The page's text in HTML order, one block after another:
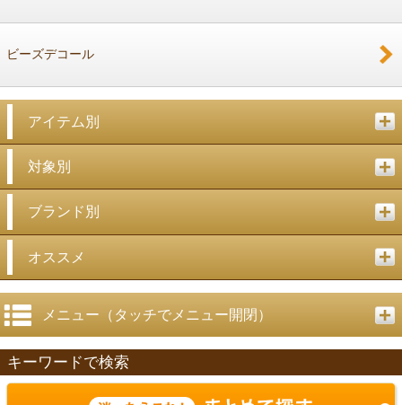
ビーズデコール
アイテム別
対象別
ブランド別
オススメ
メニュー（タッチでメニュー開閉）
キーワードで検索